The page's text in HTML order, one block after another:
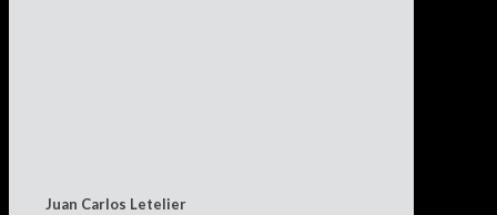
Juan Carlos Letelier